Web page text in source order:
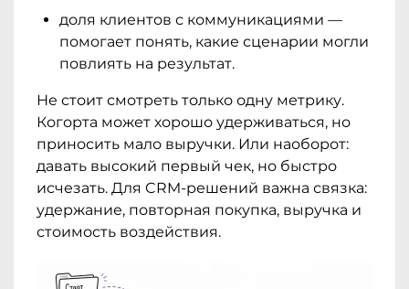
доля клиентов с коммуникациями —
помогает понять, какие сценарии могли
повлиять на результат.
Не стоит смотреть только одну метрику.
Когорта может хорошо удерживаться, но
приносить мало выручки. Или наоборот:
давать высокий первый чек, но быстро
исчезать. Для CRM-решений важна связка:
удержание, повторная покупка, выручка и
стоимость воздействия.